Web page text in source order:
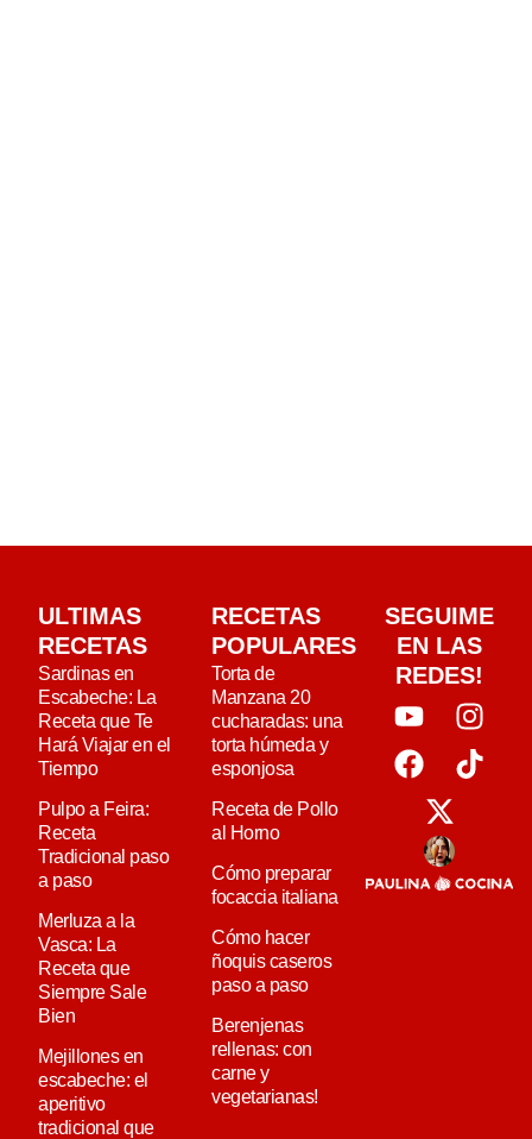
ULTIMAS
RECETAS
Sardinas en
Escabeche: La
Receta que Te
Hará Viajar en el
Tiempo
Pulpo a Feira:
Receta
Tradicional paso
a paso
Merluza a la
Vasca: La
Receta que
Siempre Sale
Bien
Mejillones en
escabeche: el
aperitivo
tradicional que
RECETAS
POPULARES
Torta de
Manzana 20
cucharadas: una
torta húmeda y
esponjosa
Receta de Pollo
al Horno
Cómo preparar
focaccia italiana
Cómo hacer
ñoquis caseros
paso a paso
Berenjenas
rellenas: con
carne y
vegetarianas!
SEGUIME
EN LAS
REDES!